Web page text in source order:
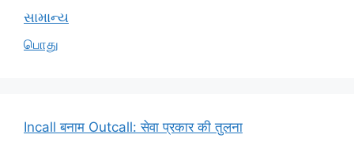
સામાન્ય
பொது
Incall बनाम Outcall: सेवा प्रकार की तुलना